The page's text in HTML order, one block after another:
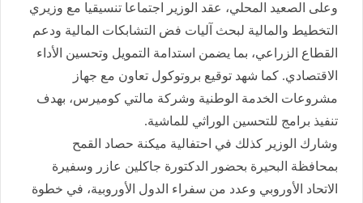
وعلى الصعيد المحلي، عقد الوزير اجتماعا تنسيقيا مع وزيري
التخطيط والمالية لبحث آليات فض التشابكات المالية ودعم
القطاع الزراعي، بما يضمن استدامة التمويل وتحسين الأداء
الاقتصادي. كما شهد توقيع بروتوكول تعاون مع جهاز
مشروعات الخدمة الوطنية وشركة مالتي كوميرس، بهدف
تنفيذ برامج للتحسين الوراثي للماشية.
وشارك الوزير كذلك في احتفالية ميكنة حصاد القمح
بمحافظة البحيرة بحضور الدكتورة جاكلين عازر وسفيرة
الاتحاد الأوروبي وعدد من سفراء الدول الأوروبية، في خطوة